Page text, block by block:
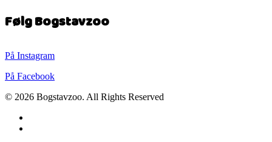
Følg Bogstavzoo
På Instagram
På Facebook
© 2026 Bogstavzoo. All Rights Reserved